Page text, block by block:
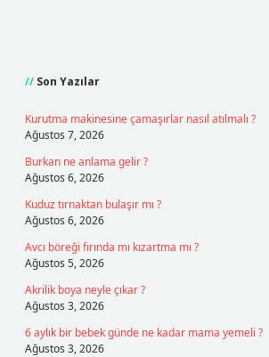
Son Yazılar
Kurutma makinesine çamaşırlar nasıl atılmalı ?
Ağustos 7, 2026
Burkan ne anlama gelir ?
Ağustos 6, 2026
Kuduz tırnaktan bulaşır mı ?
Ağustos 6, 2026
Avcı böreği fırında mı kızartma mı ?
Ağustos 5, 2026
Akrilik boya neyle çıkar ?
Ağustos 3, 2026
6 aylık bir bebek günde ne kadar mama yemeli ?
Ağustos 3, 2026